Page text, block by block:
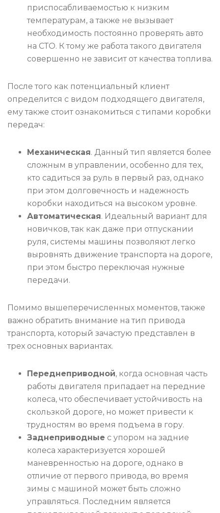
приспосабливаемостью к низким
температурам, а также не вызывает
необходимость постоянно проверять авто
на СТО. К тому же работа такого двигателя
совершенно не зависит от качества топлива.
После того как потенциальный клиент
определится с видом подходящего двигателя,
ему также стоит ознакомиться с типами коробки
передач:
Механическая. Данный тип является более
сложным в управлении, особенно для тех,
кто садиться за руль в первый раз, однако
при этом долговечность и надежность
коробки находиться на высоком уровне.
Автоматическая. Идеальный вариант для
новичков, так как даже при отпускании
руля, системы машины позволяют легко
выровнять движение транспорта на дороге,
при этом быстро переключая нужные
передачи.
Помимо вышеперечисленных моментов, также
важно обратить внимание на тип привода
транспорта, который зачастую представлен в
трех основных вариантах.
Переднеприводной, когда основная часть
работы двигателя припадает на передние
колеса, что обеспечивает устойчивость на
скользкой дороге, но может привести к
трудностям во время подъема в гору.
Заднеприводные с упором на задние
колеса характеризуется хорошей
маневренностью на дороге, однако в
отличие от первого привода, во время
зимы с машиной может быть сложно
управляться. Последним является